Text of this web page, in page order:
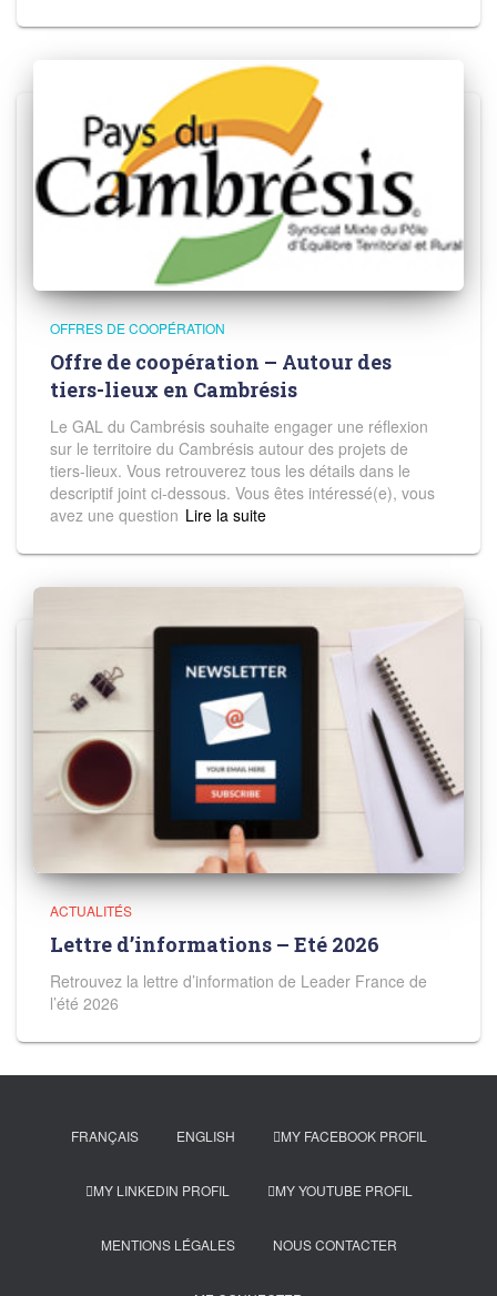
OFFRES DE COOPÉRATION
Offre de coopération – Autour des
tiers-lieux en Cambrésis
Le GAL du Cambrésis souhaite engager une réflexion
sur le territoire du Cambrésis autour des projets de
tiers-lieux. Vous retrouverez tous les détails dans le
descriptif joint ci-dessous. Vous êtes intéressé(e), vous
avez une question Read more
ACTUALITÉS
Lettre d’informations – Eté 2026
Retrouvez la lettre d’information de Leader France de
l’été 2026
FRANÇAIS ENGLISH MY FACEBOOK PROFIL
MY LINKEDIN PROFIL MY YOUTUBE PROFIL
MENTIONS LÉGALES NOUS CONTACTER